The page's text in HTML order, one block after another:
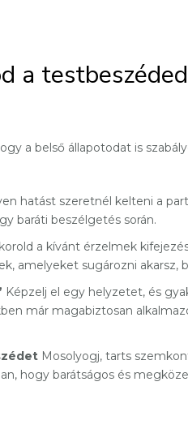
a
a belső állapotodat is
hatást szeretnél kelteni a
baráti beszélgetés során.
a kívánt érzelmek
amelyeket sugározni akarsz,
Képzelj el egy helyzetet, és
már magabiztosan
Mosolyogj, tarts
hogy barátságos és